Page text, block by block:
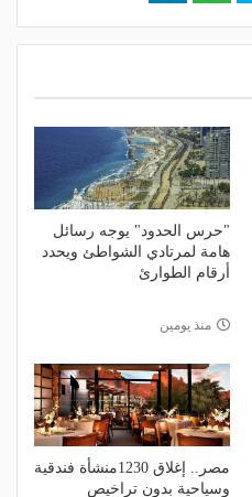
"حرس الحدود" يوجه رسائل
هامة لمرتادي الشواطئ ويحدد
أرقام الطوارئ
منذ يومين
مصر.. إغلاق 1230منشأة فندقية
وسياحية بدون تراخيص